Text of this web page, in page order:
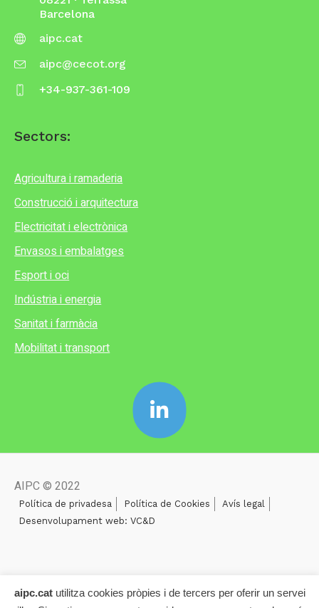
Barcelona
aipc.cat
aipc@cecot.org
+34-937-361-109
Sectors:
Agricultura i ramaderia
Construcció i arquitectura
Electricitat i electrònica
Envasos i embalatges
Esport i oci
Indústria i energia
Sanitat i farmàcia
Mobilitat i transport
AIPC © 2022
Política de privadesa Política de Cookies
Avís legal
Desenvolupament web: VC&D
aipc.catutilitza cookies pròpies i de tercers per oferir un servei